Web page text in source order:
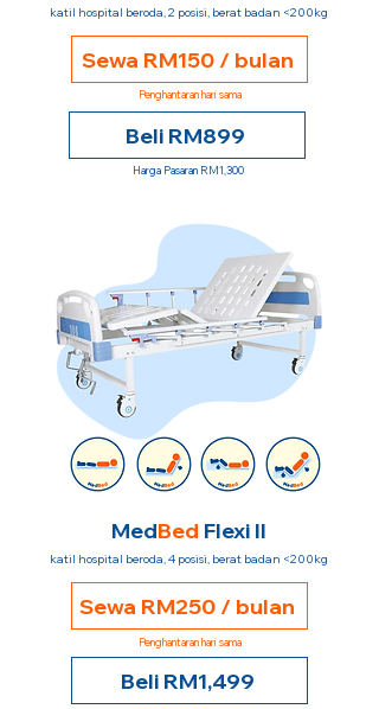
katil hospital beroda, 2 posisi, berat badan <200kg
Sewa RM150 / bulan
Penghantaran hari sama
Beli RM899
Harga Pasaran RM1,300
MedBed Flexi II
katil hospital beroda, 4 posisi, berat badan <200kg
Sewa RM250 / bulan
Penghantaran hari sama
Beli RM1,499